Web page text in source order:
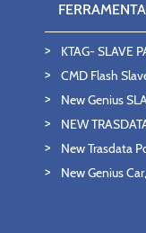
KTAG- SLAVE
CMD Flash
New Genius
NEW
New Trasdata
New Genius